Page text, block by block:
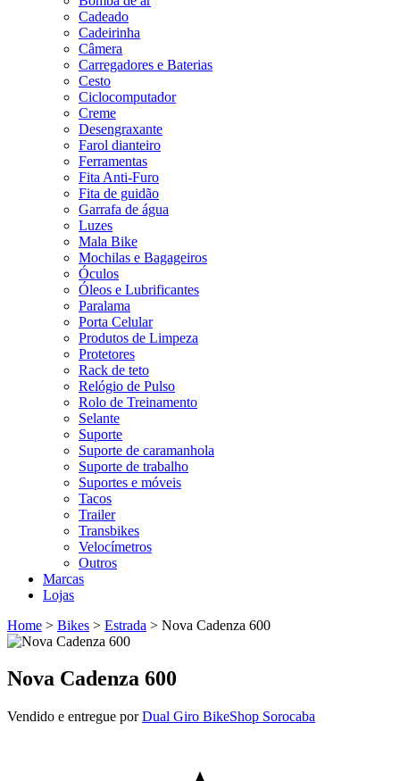
Cadeado
Cadeirinha
Câmera
Carregadores e Baterias
Cesto
Ciclocomputador
Creme
Desengraxante
Farol dianteiro
Ferramentas
Fita Anti-Furo
Fita de guidão
Garrafa de água
Luzes
Mala Bike
Mochilas e Bagageiros
Óculos
Óleos e Lubrificantes
Paralama
Porta Celular
Produtos de Limpeza
Protetores
Rack de teto
Relógio de Pulso
Rolo de Treinamento
Selante
Suporte
Suporte de caramanhola
Suporte de trabalho
Suportes e móveis
Tacos
Trailer
Transbikes
Velocímetros
Outros
Marcas
Lojas
Home > Bikes > Estrada > Nova Cadenza 600
Nova Cadenza 600
Vendido e entregue porDual Giro BikeShop Sorocaba